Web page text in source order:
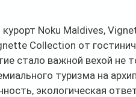
Noku Maldives,
Collection от
стало важной вехой не
туризма на
экологическая